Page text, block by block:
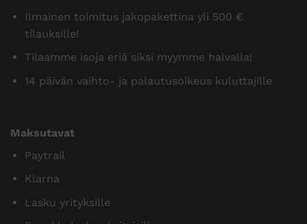
Ilmainen toimitus jakopakettina yli 500 €
tilauksille!
Tilaamme isoja eriä siksi myymme halvalla!
14 päivän vaihto- ja palautusoikeus kuluttajille
Maksutavat
Paytrail
Klarna
Lasku yrityksille